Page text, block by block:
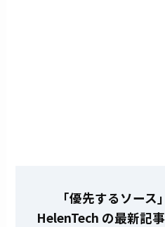
「優先するソース
HelenTech の最新記